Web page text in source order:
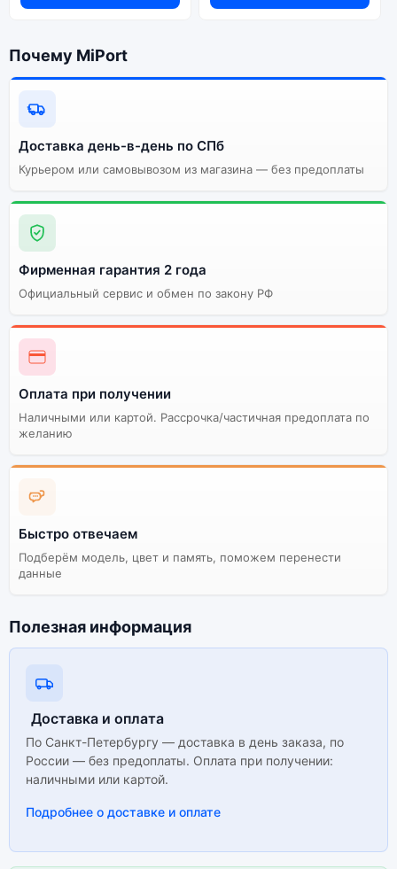
Почему стоит купить смартфон
Apple iPhone 12 PRO MAX
(Активированный) 512Gb Pacific
Blue (Тихоокеанский Синий):
Огромный выбор
Существует не оригинальная и оригинальная версия
Синий). Мы рекомендуем выбирать оригинальной
поддерживает все сервисы. Не оригинальная версия
может стоить дешевле, но корректная работа
сервисов не гарантируется.
Почему MiPort
Доставка день-в-день по СПб
Курьером или самовывозом из магазина — без предоплаты
Фирменная гарантия 2 года
Официальный сервис и обмен по закону РФ
Оплата при получении
Наличными или картой. Рассрочка/частичная предоплата по
желанию
Быстро отвечаем
Подберём модель, цвет и память, поможем перенести
данные
Полезная информация
Доставка и оплата
По Санкт-Петербургу — доставка в день заказа, по
России — без предоплаты. Оплата при получении:
наличными или картой.
Подробнее о доставке и оплате